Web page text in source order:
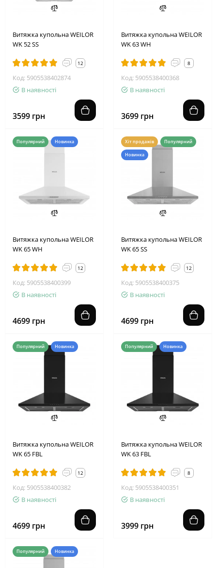
Витяжка купольна WEILOR
WK 52 SS
12
Код: 5905538402874
В наявності
3599 грн
Витяжка купольна WEILOR
WK 63 WH
8
Код: 5905538400368
В наявності
3699 грн
Популярний Новинка
Витяжка купольна WEILOR
WK 65 WH
12
Код: 5905538400399
В наявності
4699 грн
Хіт продажів Популярний
Новинка
Витяжка купольна WEILOR
WK 65 SS
12
Код: 5905538400375
В наявності
4699 грн
Популярний Новинка
Витяжка купольна WEILOR
WK 65 FBL
12
Код: 5905538400382
В наявності
4699 грн
Популярний Новинка
Витяжка купольна WEILOR
WK 63 FBL
8
Код: 5905538400351
В наявності
3999 грн
Популярний Новинка